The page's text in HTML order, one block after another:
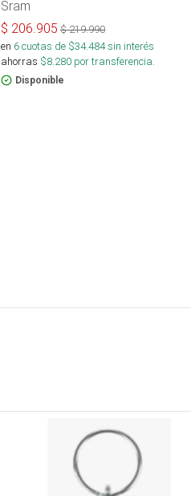
Sram
$ 206.905 $219.990
en 6cuotas de $34.484sin interés
ahorras $8.280 por transferencia.
Disponible